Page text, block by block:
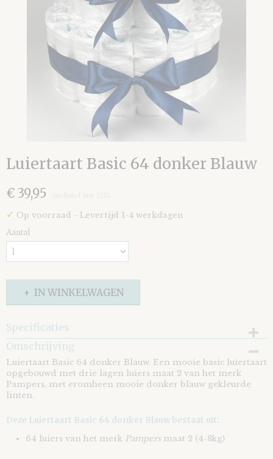
Luiertaart Basic 64 donker Blauw
€ 39,95
✓ Op voorraad - Levertijd 1-4 werkdagen
Aantal
IN WINKELWAGEN
Specificaties
EAN code
8721073401687
Omschrijving
Luiertaart Basic 64 donker Blauw. Een mooie basic luiertaart
opgebouwd met drie lagen luiers maat 2 van het merk
Pampers, met eromheen mooie donker blauw gekleurde
linten.
Deze Luiertaart Basic 64 donker Blauw bestaat uit:
64 luiers van het merk Pampers maat 2 (4-8kg)